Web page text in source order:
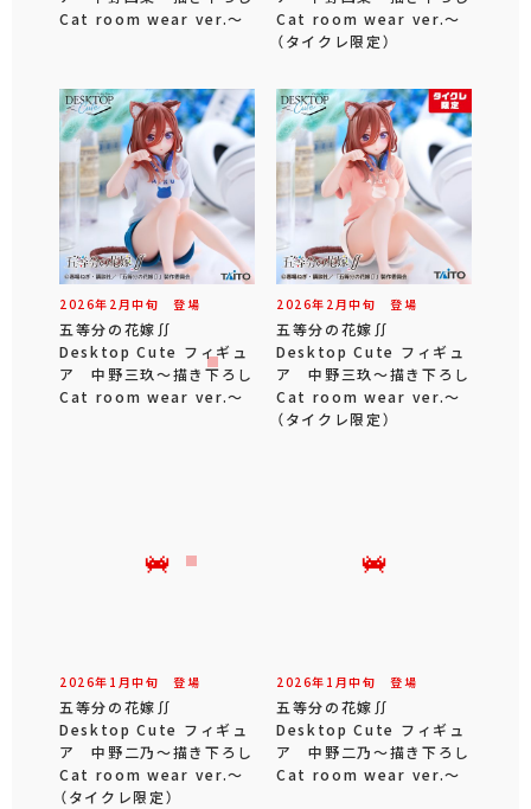
Cat room wear ver.～
Cat room wear ver.～
（タイクレ限定）
2026年 2 月中旬 登場
五等分の花嫁∬
Desktop Cute フィギュ
ア 中野三玖～描き下ろし
Cat room wear ver.～
2026年 2 月中旬 登場
五等分の花嫁∬
Desktop Cute フィギュ
ア 中野三玖～描き下ろし
Cat room wear ver.～
（タイクレ限定）
2026年 1 月中旬 登場
五等分の花嫁∬
Desktop Cute フィギュ
ア 中野二乃～描き下ろし
Cat room wear ver.～
（タイクレ限定）
2026年 1 月中旬 登場
五等分の花嫁∬
Desktop Cute フィギュ
ア 中野二乃～描き下ろし
Cat room wear ver.～